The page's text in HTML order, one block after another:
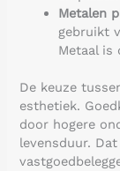
Metalen
gebruikt
Metaal is
De keuze
esthetiek.
door hogere
levensduur.